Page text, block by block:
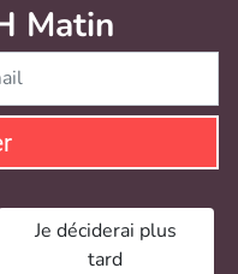
les
les de 5...
Matin
Je déciderai plus
tard